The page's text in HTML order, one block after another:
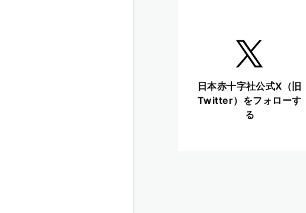
日本赤十字社公式X（旧
Twitter）をフォローす
る